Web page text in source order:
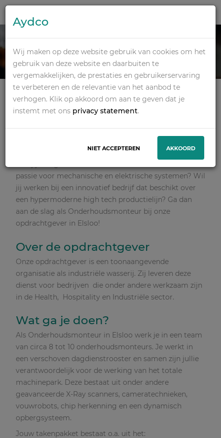
ONDERHOUDSMONT
EUR
Mbo, Hbo Dagdienst Techniek
Elsloo
€ 2.900 - € 4.120 Per maand
passie voor mechanische en elektrische systemen? Wil
jij werken bij een innovatief bedrijf dat beschikt over
een hypermoderne high tech productielijn? Ga dan
aan de slag als Onderhoudsmonteur bij onze
opdrachtgever in Elsloo!
Over de opdrachtgever
Onze opdrachtgever is een toonaangevende
organisatie als industriële wasserij. Zij leveren deze
dienst voor bedrijven die onder andere werkzaam zijn
in de Health, Hospitality en Industriële sector.
Wat ga je doen?
Als Onderhoudsmonteur in Elsloo werk je in een team
van circa 8 tot 10 onderhoudsmonteurs. Je werkt in
een verschoven dagdienstrooster en samen zijn jullie
verantwoordelijk voor de werking van het totale
machinepark. Deze bestaat uit onder andere
geavanceerde X-Ray scanners, cameratechnieken,
vouwrobots, chip herkenning en een dynamisch
opbergsysteem.
Jouw takenpakket bestaat o.a. uit het:
Aydco
Wij maken op deze website gebruik van cookies om het
gebruik van deze website en daarbuiten te
vergemakkelijken, de prestaties en gebruikerservaring
te verbeteren en de relevantie van het aanbod te
verhogen. Klik op akkoord om aan te geven dat je
instemt met ons privacy statement.
NIET ACCEPTEREN AKKOORD